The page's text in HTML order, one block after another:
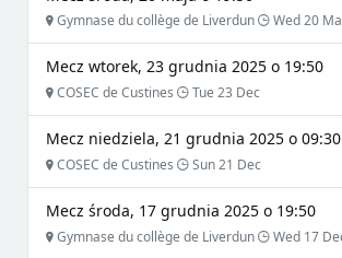
Gymnase du collège de Liverdun Wed 20
Mecz wtorek, 23 grudnia 2025 o 19:50
COSEC de Custines Tue 23 Dec
Mecz niedziela, 21 grudnia 2025 o 09:30
COSEC de Custines Sun 21 Dec
Mecz środa, 17 grudnia 2025 o 19:50
Gymnase du collège de Liverdun Wed 17